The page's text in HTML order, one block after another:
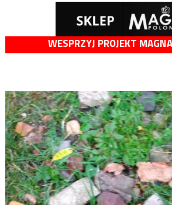
WESPRZYJ PROJEKT